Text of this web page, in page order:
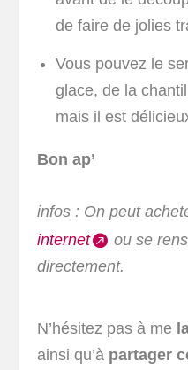
de faire de jolies
Vous pouvez le
glace, de la
mais il est
Bon ap’
infos : On peut
internet
ou se
directement.
N’hésitez pas à me
ainsi qu’à partager